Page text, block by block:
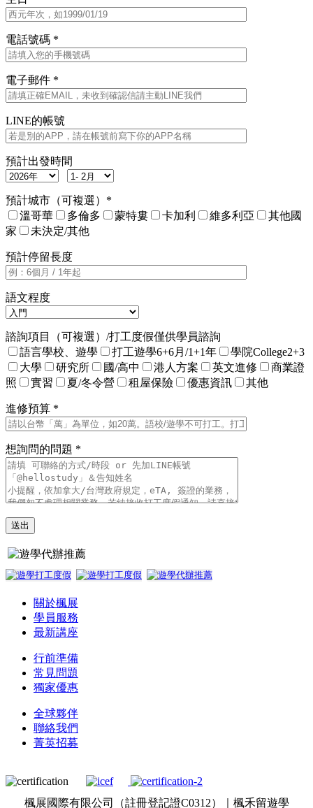
電話號碼 *
電子郵件 *
LINE的帳號
預計出發時間
預計城市（可複選）*
溫哥華
多倫多 蒙特婁 卡加利 維多利亞
其他國
家
未決定/其他
預計停留長度
語文程度
諮詢項目（可複選）/打工度假僅供學員諮詢
語言學校、遊學
打工遊學6+6月/1+1年
學院College2+3
大學
研究所 國/高中 港人方案 英文進修
商業證
照
實習 夏/冬令營 租屋保險 優惠資訊 其他
進修預算 *
想詢問的問題 *
關於楓展
學員服務
最新講座
行前準備
常見問題
獨家優惠
全球夥伴
聯絡我們
菁英招募
楓展國際有限公司（註冊登記證C0312）｜楓禾留遊學